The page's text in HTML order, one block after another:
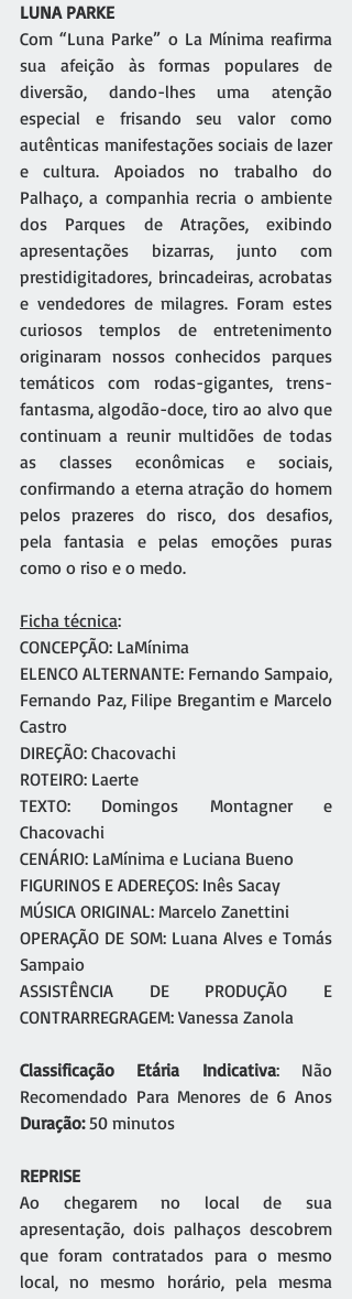
LUNA PARKE
Com “Luna Parke” o La Mínima reafirma
sua afeição às formas populares de
diversão, dando-lhes uma atenção
especial e frisando seu valor como
autênticas manifestações sociais de lazer
e cultura. Apoiados no trabalho do
Palhaço, a companhia recria o ambiente
dos Parques de Atrações, exibindo
apresentações bizarras, junto com
prestidigitadores, brincadeiras, acrobatas
e vendedores de milagres. Foram estes
curiosos templos de entretenimento
originaram nossos conhecidos parques
temáticos com rodas-gigantes, trens-
fantasma, algodão-doce, tiro ao alvo que
continuam a reunir multidões de todas
as classes econômicas e sociais,
confirmando a eterna atração do homem
pelos prazeres do risco, dos desafios,
pela fantasia e pelas emoções puras
como o riso e o medo.
Ficha técnica:
CONCEPÇÃO: LaMínima
ELENCO ALTERNANTE: Fernando Sampaio,
Fernando Paz, Filipe Bregantim e Marcelo
Castro
DIREÇÃO: Chacovachi
ROTEIRO: Laerte
TEXTO: Domingos Montagner e
Chacovachi
CENÁRIO: LaMínima e Luciana Bueno
FIGURINOS E ADEREÇOS: Inês Sacay
MÚSICA ORIGINAL: Marcelo Zanettini
OPERAÇÃO DE SOM: Luana Alves e Tomás
Sampaio
ASSISTÊNCIA DE PRODUÇÃO E
CONTRARREGRAGEM: Vanessa Zanola
Classificação Etária Indicativa: Não
Duração: 50 minutos
REPRISE
Ao chegarem no local de sua
apresentação, dois palhaços descobrem
que foram contratados para o mesmo
local, no mesmo horário, pela mesma